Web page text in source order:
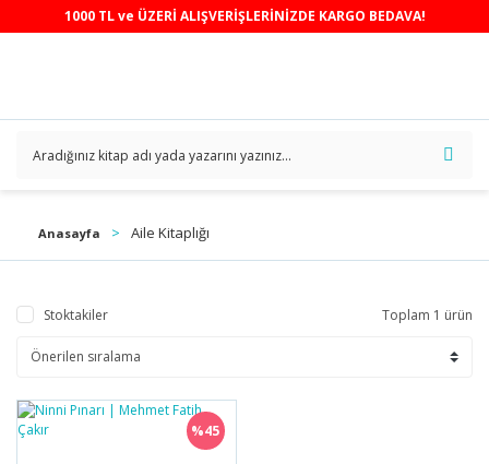
1000 TL ve ÜZERİ ALIŞVERİŞLERİNİZDE KARGO BEDAVA!
Anasayfa Aile Kitaplığı
Stoktakiler Toplam 1 ürün
%45